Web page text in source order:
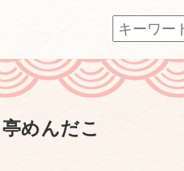
めんだこ